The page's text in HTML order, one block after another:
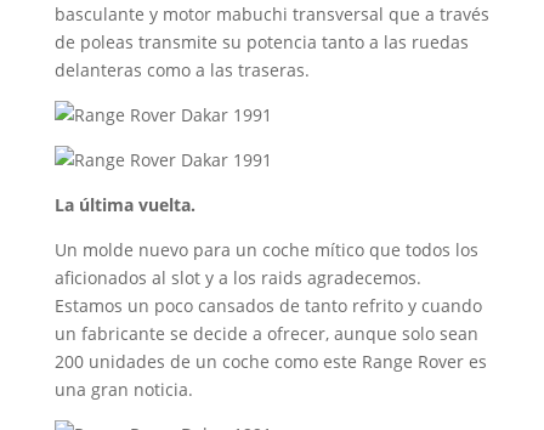
basculante y motor mabuchi transversal que a través
de poleas transmite su potencia tanto a las ruedas
delanteras como a las traseras.
La última vuelta.
Un molde nuevo para un coche mítico que todos los
aficionados al slot y a los raids agradecemos.
Estamos un poco cansados de tanto refrito y cuando
un fabricante se decide a ofrecer, aunque solo sean
200 unidades de un coche como este Range Rover es
una gran noticia.